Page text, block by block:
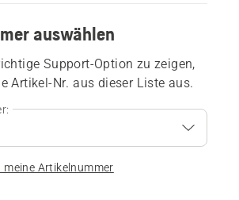
auswählen
Support-Option zu zeigen,
Artikel-Nr. aus dieser Liste aus.
meine Artikelnummer